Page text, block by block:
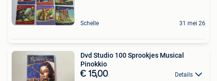
Schelle 31 mei 26
Dvd Studio 100 Sprookjes Musical
Pinokkio
€ 15,00 Details